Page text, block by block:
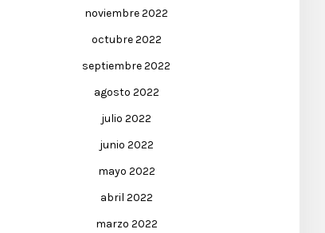
noviembre 2022
octubre 2022
septiembre 2022
agosto 2022
julio 2022
junio 2022
mayo 2022
abril 2022
marzo 2022